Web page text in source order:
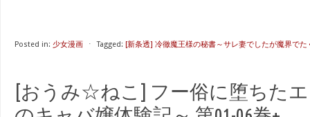
Posted in: 少女漫画 ⋅ Tagged: [新条透] 冷徹魔王様の秘書～サレ妻でしたが魔界で
[おうみ☆ねこ] フー俗に堕ちた